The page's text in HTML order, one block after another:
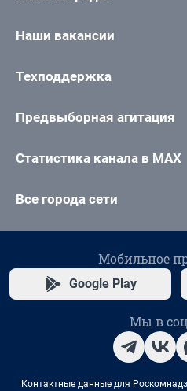
Наши вакансии
Техподдержка
Предвыборная агитация
Статистика канала в MAX
Все города сети
Мобильное
Google Play
Мы в
Контактные данные для